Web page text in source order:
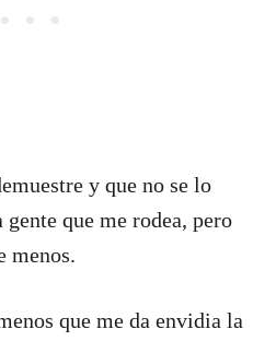
y que no se lo
que me rodea, pero
menos.
que me da envidia la